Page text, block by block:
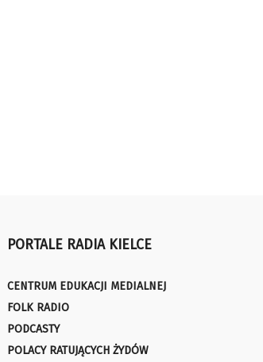
PORTALE RADIA KIELCE
CENTRUM EDUKACJI MEDIALNEJ
FOLK RADIO
PODCASTY
POLACY RATUJĄCYCH ŻYDÓW